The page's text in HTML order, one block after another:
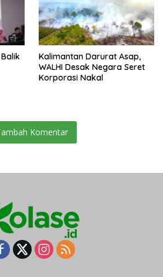
Kalimantan Darurat Asap,
WALHI Desak Negara Seret
Korporasi Nakal
Komentar